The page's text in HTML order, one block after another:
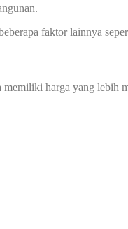
faktor lainnya
memiliki harga yang lebih